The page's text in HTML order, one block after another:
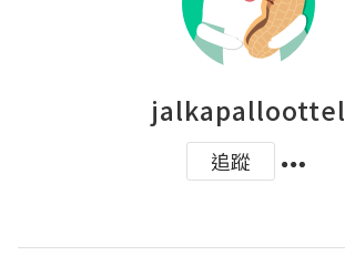
jalkapalloottel
追蹤